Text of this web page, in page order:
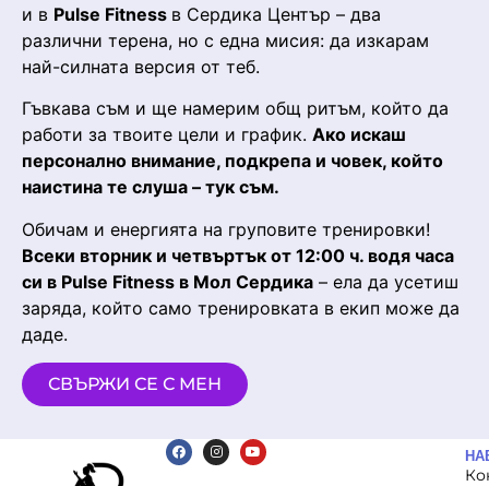
и в Pulse Fitness в Сердика Център – два
различни терена, но с една мисия: да изкарам
най-силната версия от теб.
Гъвкава съм и ще намерим общ ритъм, който да
работи за твоите цели и график. Ако искаш
персонално внимание, подкрепа и човек, който
наистина те слуша – тук съм.
Обичам и енергията на груповите тренировки!
Всеки вторник и четвъртък от 12:00 ч. водя часа
си в Pulse Fitness в Мол Сердика – ела да усетиш
заряда, който само тренировката в екип може да
даде.
СВЪРЖИ СЕ С МЕН